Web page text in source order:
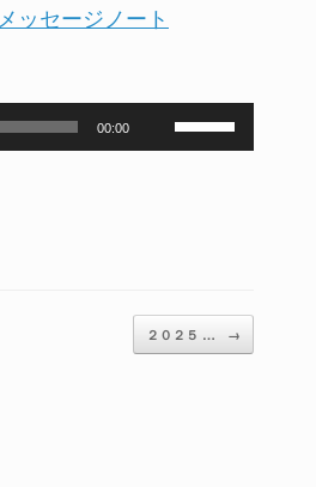
メッセージノート
00:00
に
は
２０２５ … →